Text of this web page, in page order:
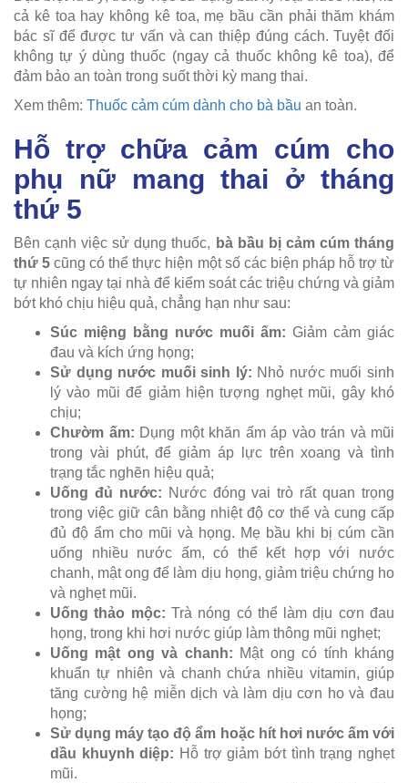
cả kê toa hay không kê toa, mẹ bầu cần phải thăm khám
bác sĩ để được tư vấn và can thiệp đúng cách. Tuyệt đối
không tự ý dùng thuốc (ngay cả thuốc không kê toa), để
đảm bảo an toàn trong suốt thời kỳ mang thai.
Xem thêm: Thuốc cảm cúm dành cho bà bầu an toàn.
Hỗ trợ chữa cảm cúm cho
phụ nữ mang thai ở tháng
thứ 5
Bên cạnh việc sử dụng thuốc, bà bầu bị cảm cúm tháng
thứ 5 cũng có thể thực hiện một số các biện pháp hỗ trợ từ
tự nhiên ngay tại nhà để kiểm soát các triệu chứng và giảm
bớt khó chịu hiệu quả, chẳng hạn như sau:
Súc miệng bằng nước muối ấm: Giảm cảm giác
đau và kích ứng họng;
Sử dụng nước muối sinh lý: Nhỏ nước muối sinh
lý vào mũi để giảm hiện tượng nghẹt mũi, gây khó
chịu;
Chườm ấm: Dụng một khăn ấm áp vào trán và mũi
trong vài phút, để giảm áp lực trên xoang và tình
trạng tắc nghẽn hiệu quả;
Uống đủ nước: Nước đóng vai trò rất quan trọng
trong việc giữ cân bằng nhiệt độ cơ thể và cung cấp
đủ độ ẩm cho mũi và họng. Mẹ bầu khi bị cúm cần
uống nhiều nước ấm, có thể kết hợp với nước
chanh, mật ong để làm dịu họng, giảm triệu chứng ho
và nghẹt mũi.
Uống thảo mộc: Trà nóng có thể làm dịu cơn đau
họng, trong khi hơi nước giúp làm thông mũi nghẹt;
Uống mật ong và chanh: Mật ong có tính kháng
khuẩn tự nhiên và chanh chứa nhiều vitamin, giúp
tăng cường hệ miễn dịch và làm dịu cơn ho và đau
họng;
Sử dụng máy tạo độ ẩm hoặc hít hơi nước ấm với
dầu khuynh diệp: Hỗ trợ giảm bớt tình trạng nghẹt
mũi.